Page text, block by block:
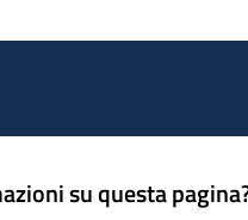
su questa